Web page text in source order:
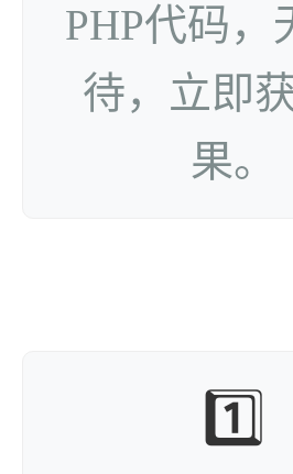
PHP代码，
待，立即
果。
1️⃣